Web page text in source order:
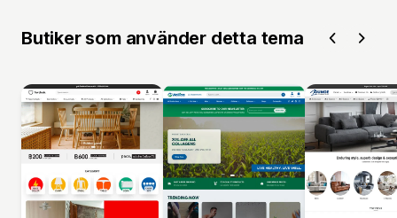
Butiker som använder detta tema